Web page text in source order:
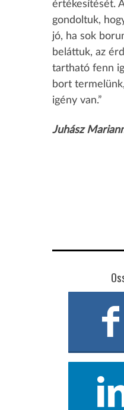
értékesítését.
gondoltuk,
jó, ha sok
beláttuk, az
tartható fenn
bort
igény van.”
Juhász